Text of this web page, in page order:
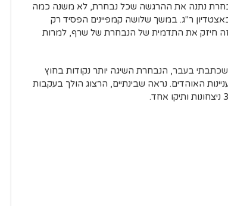
נתנה את ההרגשה שכל נבחרת, לא משנה כמה
ר"ג. במשך שלושה קמפיינים הפסיד רק
חיזק את התדמית של הנבחרת של שרף, למרות
שכתבתי בעבר, הנבחרת השיגה יותר נקודות בחוץ
האוהדים. נראה שבינתיים, הרצוג הולך בעקבות